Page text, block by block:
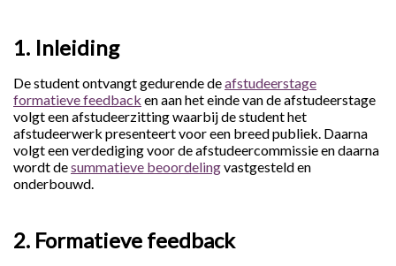
1. Inleiding
De student ontvangt gedurende deafstudeerstage
formatieve feedback en aan het einde van de afstudeerstage
volgt een afstudeerzitting waarbij de student het
afstudeerwerk presenteert voor een breed publiek. Daarna
volgt een verdediging voor de afstudeercommissie en daarna
wordt desummatieve beoordelingvastgesteld en
onderbouwd.
2. Formatieve feedback